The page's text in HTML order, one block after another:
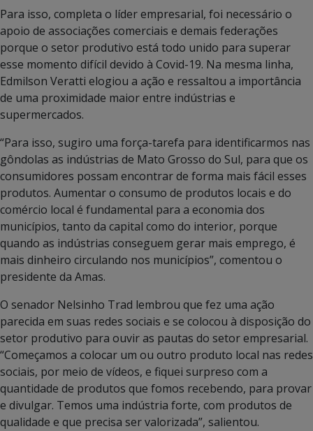
Para isso, completa o líder empresarial, foi necessário o
apoio de associações comerciais e demais federações
porque o setor produtivo está todo unido para superar
esse momento difícil devido à Covid-19. Na mesma linha,
Edmilson Veratti elogiou a ação e ressaltou a importância
de uma proximidade maior entre indústrias e
supermercados.
“Para isso, sugiro uma força-tarefa para identificarmos nas
gôndolas as indústrias de Mato Grosso do Sul, para que os
consumidores possam encontrar de forma mais fácil esses
produtos. Aumentar o consumo de produtos locais e do
comércio local é fundamental para a economia dos
municípios, tanto da capital como do interior, porque
quando as indústrias conseguem gerar mais emprego, é
mais dinheiro circulando nos municípios”, comentou o
presidente da Amas.
O senador Nelsinho Trad lembrou que fez uma ação
parecida em suas redes sociais e se colocou à disposição do
setor produtivo para ouvir as pautas do setor empresarial.
“Começamos a colocar um ou outro produto local nas redes
sociais, por meio de vídeos, e fiquei surpreso com a
quantidade de produtos que fomos recebendo, para provar
e divulgar. Temos uma indústria forte, com produtos de
qualidade e que precisa ser valorizada”, salientou.